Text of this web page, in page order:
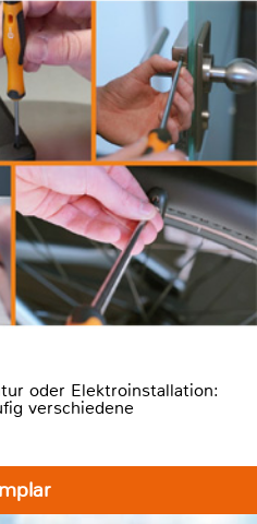
oder Elektroinstallation:
verschiedene